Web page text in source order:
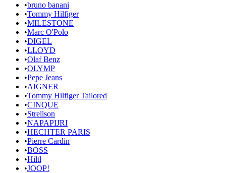
•bruno banani
•Tommy Hilfiger
•MILESTONE
•Marc O'Polo
•DIGEL
•LLOYD
•Olaf Benz
•OLYMP
•Pepe Jeans
•AIGNER
•Tommy Hilfiger Tailored
•CINQUE
•Strellson
•NAPAPIJRI
•HECHTER PARIS
•Pierre Cardin
•BOSS
•Hiltl
•JOOP!